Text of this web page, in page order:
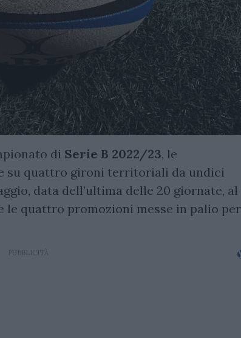
di Serie B 2022/23, le
su quattro gironi territoriali da undici
data dell’ultima delle 20 giornate, al
le quattro promozioni messe in palio per